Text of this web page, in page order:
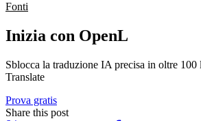
Fonti
Inizia con OpenL
Sblocca la traduzione IA precisa in oltre
Translate
Prova gratis
Share this post